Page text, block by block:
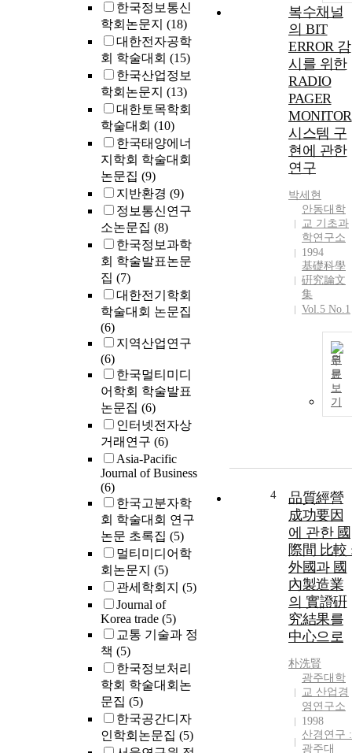
한국정보통신
학회논문지 (18)
대한전자공학
회 학술대회 (15)
한국산업정보
학회논문지 (13)
대한토목학회
학술대회 (10)
한국태양에너
지학회 학술대회
논문집 (9)
지반환경 (9)
정보통신연구
소논문집 (8)
한국정보과학
회 학술발표논문
집 (7)
대한전기학회
학술대회 논문집
(6)
지역산업연구
(6)
한국멀티미디
어학회 학술발표
논문집 (6)
인터넷전자상
거래연구 (6)
Asia-Pacific
Journal of Business
(6)
한국고분자학
회 학술대회 연구
논문 초록집 (5)
멀티미디어학
회논문지 (5)
관세학회지 (5)
Journal of
Korea trade (5)
교통 기술과 정
책 (5)
한국정보처리
학회 학술대회논
문집 (5)
한국공간디자
인학회논문집 (5)
복수채널
의 BIT
ERROR 감
시를 위한
RADIO
PAGER
MONITOR
시스템 구
현에 관한
연구
박세현
안동대학
교 기초과
학연구소
1994
基礎科學
硏究論文
集
Vol.5 No.1
원
문
보
기
4
品質經營
成功要因
에 관한 國
際間 比較
外國과 國
內製造業
의 實證硏
究結果를
中心으로
朴洗賢
광주대학
교 산업경
영연구소
1998
산경연구 :
광주대